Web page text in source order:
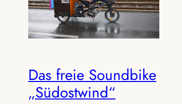
Das freie Soundbike
„Südostwind“